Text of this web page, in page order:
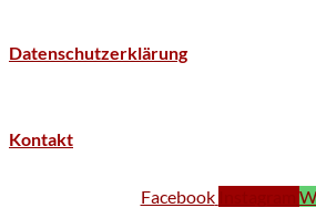
Datenschutzerklärung
Kontakt
Facebook